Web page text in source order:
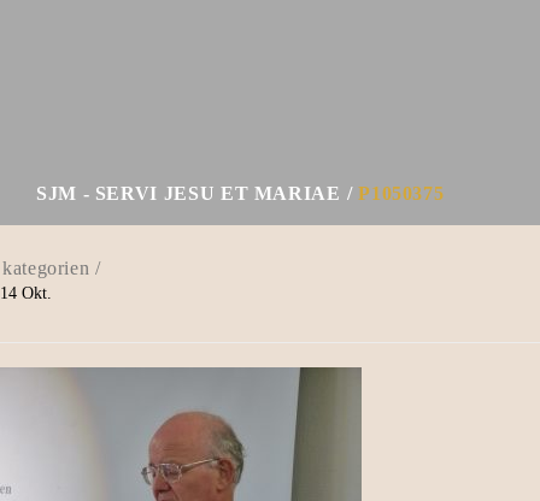
SJM - SERVI JESU ET MARIAE P1050375
14 Okt.